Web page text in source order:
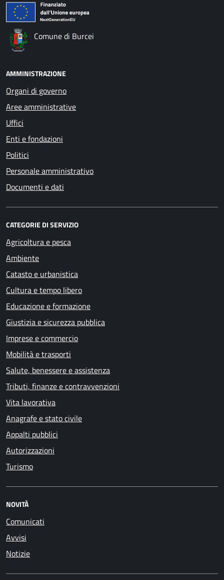
Comune di Burcei
AMMINISTRAZIONE
Organi di governo
Aree amministrative
Uffici
Enti e fondazioni
Politici
Personale amministrativo
Documenti e dati
CATEGORIE DI SERVIZIO
Agricoltura e pesca
Ambiente
Catasto e urbanistica
Cultura e tempo libero
Educazione e formazione
Giustizia e sicurezza pubblica
Imprese e commercio
Mobilità e trasporti
Salute, benessere e assistenza
Tributi, finanze e contravvenzioni
Vita lavorativa
Anagrafe e stato civile
Appalti pubblici
Autorizzazioni
Turismo
NOVITÀ
Comunicati
Avvisi
Notizie